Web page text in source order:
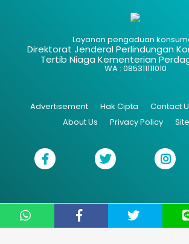
Layanan pengaduan
Direktorat Jenderal Perlindungan
Tertib Niaga Kementerian
WA : 085311111010
Advertisement Hak Cipta Contact
About Us
Privacy Policy